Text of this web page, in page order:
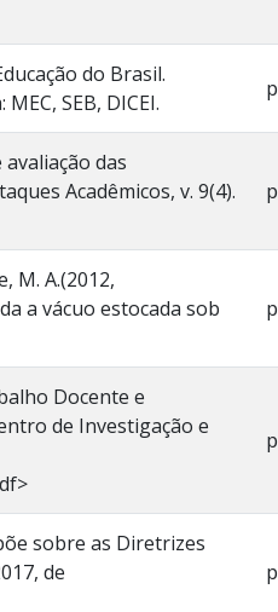
do Brasil.
SEB, DICEI.
avaliação das
Acadêmicos, v. 9(4).
M. A.(2012,
a vácuo estocada sob
Docente e
de Investigação e
sobre as Diretrizes
de